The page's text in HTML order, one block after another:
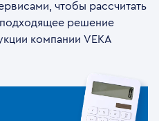
чтобы рассчитать
подходящее решение
компании VEKA